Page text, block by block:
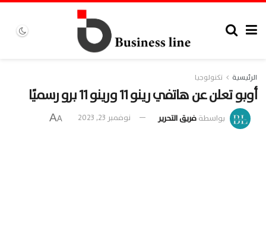
الرئيسية تكنولوجيا
أوبو تعلن عن هاتفي رينو 11 ورينو 11 برو رسميًا
بواسطةفريق التحرير نوفمبر 23, 2023 A
A